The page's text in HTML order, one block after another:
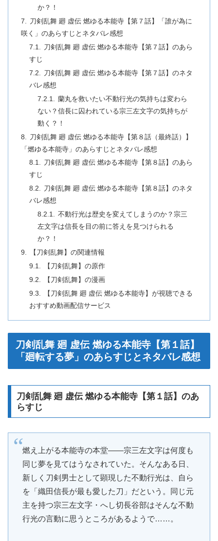
か？！
刀剣乱舞 廻 虚伝 燃ゆる本能寺【第７話】「誰が為に
咲く」のあらすじとネタバレ感想
刀剣乱舞 廻 虚伝 燃ゆる本能寺【第７話】のあら
すじ
刀剣乱舞 廻 虚伝 燃ゆる本能寺【第７話】のネタ
バレ感想
蘭丸を救いたい不動行光の気持ちは変わら
ない？信長に囚われている宗三左文字の気持ちが
動く？！
刀剣乱舞 廻 虚伝 燃ゆる本能寺【第８話（最終話）】
「燃ゆる本能寺」のあらすじとネタバレ感想
刀剣乱舞 廻 虚伝 燃ゆる本能寺【第８話】のあら
すじ
刀剣乱舞 廻 虚伝 燃ゆる本能寺【第８話】のネタ
バレ感想
不動行光は歴史を変えてしまうのか？宗三
左文字は信長を目の前に答えを見つけられる
か？！
【刀剣乱舞】の関連情報
【刀剣乱舞】の原作
【刀剣乱舞】の漫画
【刀剣乱舞 廻 虚伝 燃ゆる本能寺】が視聴できる
おすすめ動画配信サービス
刀剣乱舞 廻 虚伝 燃ゆる本能寺【第１話】
「廻転する夢」のあらすじとネタバレ感想
刀剣乱舞 廻 虚伝 燃ゆる本能寺【第１話】のあ
らすじ
燃え上がる本能寺の本堂――宗三左文字は何度も
同じ夢を見てはうなされていた。そんなある日、
新しく刀剣男士として顕現した不動行光は、自ら
を「織田信長が最も愛した刀」だという。同じ元
主を持つ宗三左文字・へし切長谷部はそんな不動
行光の言動に思うところがあるようで……。